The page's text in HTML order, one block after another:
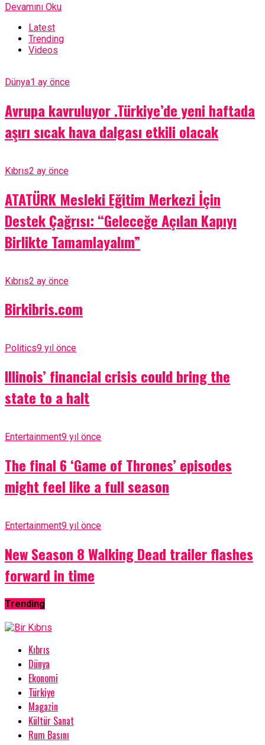
Devamını Oku
Latest
Trending
Videos
Dünya1 ay önce
Avrupa kavruluyor .Türkiye’de yeni haftada
aşırı sıcak hava dalgası etkili olacak
Kıbrıs2 ay önce
ATATÜRK Mesleki Eğitim Merkezi İçin
Destek Çağrısı: “Geleceğe Açılan Kapıyı
Birlikte Tamamlayalım”
Kıbrıs2 ay önce
Birkibris.com
Politics9 yıl önce
Illinois’ financial crisis could bring the
state to a halt
Entertainment9 yıl önce
The final 6 ‘Game of Thrones’ episodes
might feel like a full season
Entertainment9 yıl önce
New Season 8 Walking Dead trailer flashes
forward in time
Trending
Kıbrıs
Dünya
Ekonomi
Türkiye
Magazin
Kültür Sanat
Rum Basını